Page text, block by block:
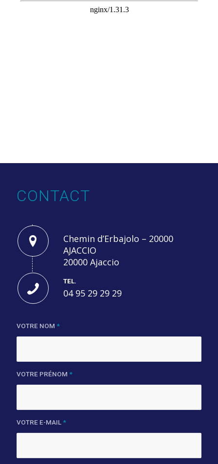
CONTACT
Chemin d’Erbajolo – 20000
AJACCIO
20000 Ajaccio
TEL.
04 95 29 29 29
VOTRE NOM *
VOTRE PRÉNOM *
VOTRE E-MAIL *